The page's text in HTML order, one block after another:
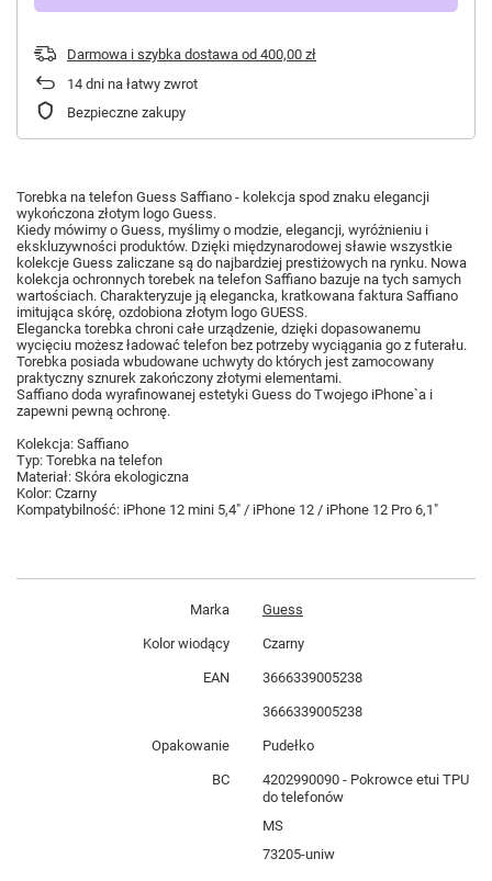
Darmowa i szybka dostawa od 400,00 zł
14 dni na łatwy zwrot
Bezpieczne zakupy
Torebka na telefon Guess Saffiano - kolekcja spod znaku elegancji
wykończona złotym logo Guess.
Kiedy mówimy o Guess, myślimy o modzie, elegancji, wyróżnieniu i
ekskluzywności produktów. Dzięki międzynarodowej sławie wszystkie
kolekcje Guess zaliczane są do najbardziej prestiżowych na rynku. Nowa
kolekcja ochronnych torebek na telefon Saffiano bazuje na tych samych
wartościach. Charakteryzuje ją elegancka, kratkowana faktura Saffiano
imitująca skórę, ozdobiona złotym logo GUESS.
Elegancka torebka chroni całe urządzenie, dzięki dopasowanemu
wycięciu możesz ładować telefon bez potrzeby wyciągania go z futerału.
Torebka posiada wbudowane uchwyty do których jest zamocowany
praktyczny sznurek zakończony złotymi elementami.
Saffiano doda wyrafinowanej estetyki Guess do Twojego iPhone`a i
zapewni pewną ochronę.
Kolekcja: Saffiano
Typ: Torebka na telefon
Materiał: Skóra ekologiczna
Kolor: Czarny
Kompatybilność: iPhone 12 mini 5,4" / iPhone 12 / iPhone 12 Pro 6,1"
Marka Guess
Kolor wiodący Czarny
EAN 3666339005238
3666339005238
Opakowanie Pudełko
BC
4202990090 - Pokrowce etui TPU
do telefonów
MS
73205-uniw